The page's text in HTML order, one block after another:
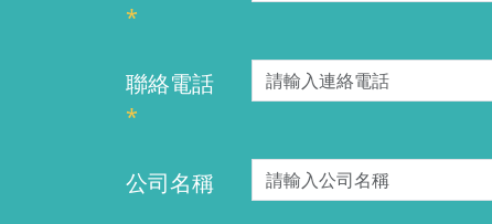
*
聯絡電話
*
公司名稱